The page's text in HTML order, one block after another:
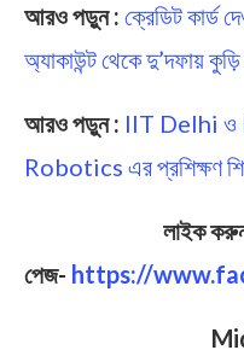
আরও পড়ুন : ক্রেডিট কার্ড
অ্যাকাউন্ট থেকে দু’দফায় কুড়ি
আরও পড়ুন : IIT Delhi ও
Robotics এর প্রশিক্ষণ
লাইক
পেজ- https://